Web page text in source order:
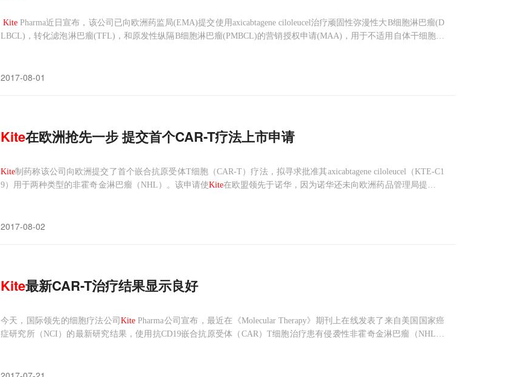
Kite Pharma近日宣布，该公司已向欧洲药监局(EMA)提交使用axicabtagene ciloleucel治疗顽固性弥漫性大B细胞淋巴瘤(D
LBCL)，转化滤泡淋巴瘤(TFL)，和原发性纵隔B细胞淋巴瘤(PMBCL)的营销授权申请(MAA)，用于不适用自体干细胞移
2017-08-01
Kite在欧洲抢先一步 提交首个CAR-T疗法上市申请
Kite制药称该公司向欧洲提交了首个嵌合抗原受体T细胞（CAR-T）疗法，拟寻求批准其axicabtagene ciloleucel（KTE-C1
9）用于两种类型的非霍奇金淋巴瘤（NHL）。该申请使Kite在欧盟领先于诺华，因为诺华还未向欧洲药品管理局提交其
2017-08-02
Kite最新CAR-T治疗结果显示良好
今天，国际领先的细胞疗法公司 Kite Pharma公司宣布，最近在《Molecular Therapy》期刊上在线发表了来自美国国家癌
症研究所（NCI）的最新研究结果，使用抗CD19嵌合抗原受体（CAR）T细胞治疗患有侵袭性非霍奇金淋巴瘤（NHL）